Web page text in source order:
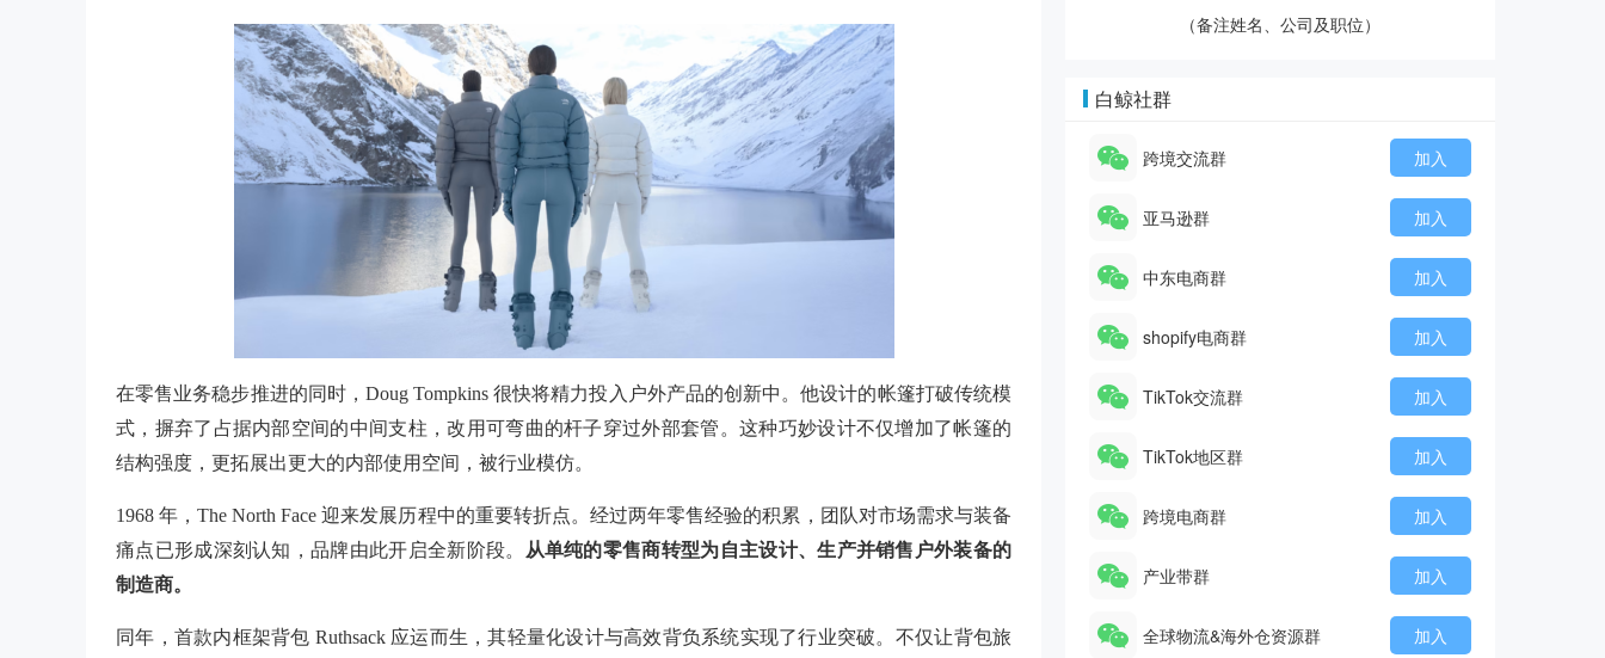
在零售业务稳步推进的同时，Doug Tompkins 很快将精力投入户外产品的创新中。他设计的帐篷打破传统模
式，摒弃了占据内部空间的中间支柱，改用可弯曲的杆子穿过外部套管。这种巧妙设计不仅增加了帐篷的
结构强度，更拓展出更大的内部使用空间，被行业模仿。
1968 年，The North Face 迎来发展历程中的重要转折点。经过两年零售经验的积累，团队对市场需求与装备
痛点已形成深刻认知，品牌由此开启全新阶段。
从单纯的零售商转型为自主设计、生产并销售户外装备的
制造商。
同年，首款内框架背包 Ruthsack 应运而生，其轻量化设计与高效背负系统实现了行业突破。不仅让背包旅
（备注姓名、公司及职位）
白鲸社群
跨境交流群 加入
亚马逊群 加入
中东电商群 加入
shopify电商群 加入
TikTok交流群 加入
TikTok地区群 加入
跨境电商群 加入
产业带群 加入
全球物流&海外仓资源群 加入